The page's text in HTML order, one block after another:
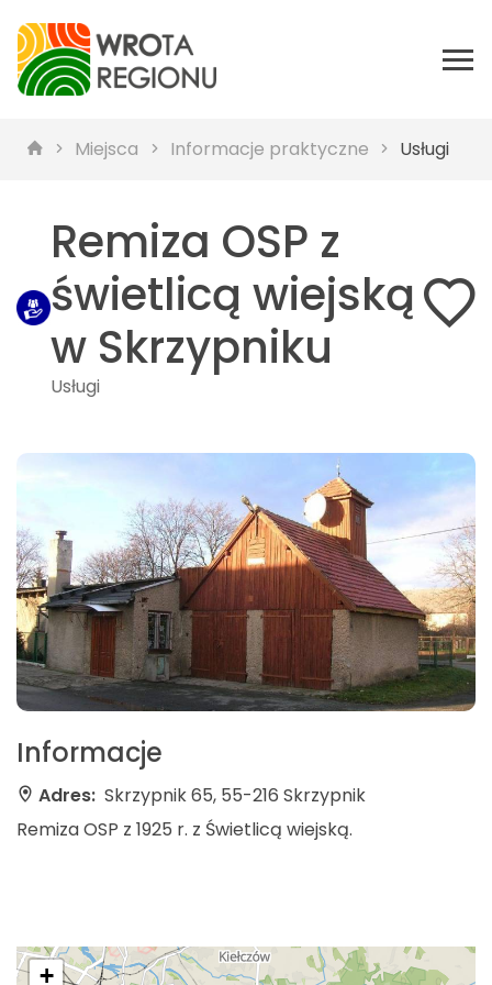
Miejsca Informacje praktyczne Usługi
Remiza OSP z
świetlicą wiejską
w Skrzypniku
Usługi
Informacje
Adres: Skrzypnik 65, 55-216 Skrzypnik
Remiza OSP z 1925 r. z Świetlicą wiejską.
+